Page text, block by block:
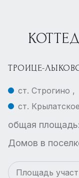
ТРОИЦЕ-
ст. Строгино ,
ст.
общая площадь:
Домов в
Площадь